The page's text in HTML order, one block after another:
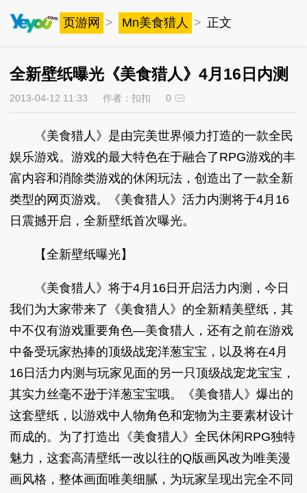
页游网 > Mn美食猎人 > 正文
全新壁纸曝光《美食猎人》4月16日内测
2013-04-12 11:33 作者：扣扣 0
《美食猎人》是由完美世界倾力打造的一款全民
娱乐游戏。游戏的最大特色在于融合了RPG游戏的丰
富内容和消除类游戏的休闲玩法，创造出了一款全新
类型的网页游戏。《美食猎人》活力内测将于4月16
日震撼开启，全新壁纸首次曝光。
【全新壁纸曝光】
《美食猎人》将于4月16日开启活力内测，今日
我们为大家带来了《美食猎人》的全新精美壁纸，其
中不仅有游戏重要角色—美食猎人，还有之前在游戏
中备受玩家热捧的顶级战宠洋葱宝宝，以及将在4月
16日活力内测与玩家见面的另一只顶级战宠龙宝宝，
其实力丝毫不逊于洋葱宝宝哦。《美食猎人》爆出的
这套壁纸，以游戏中人物角色和宠物为主要素材设计
而成的。为了打造出《美食猎人》全民休闲RPG独特
魅力，这套高清壁纸一改以往的Q版画风改为唯美漫
画风格，整体画面唯美细腻，为玩家呈现出完全不同